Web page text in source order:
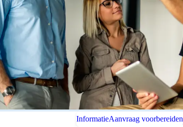
InformatieAanvraag voorbereiden